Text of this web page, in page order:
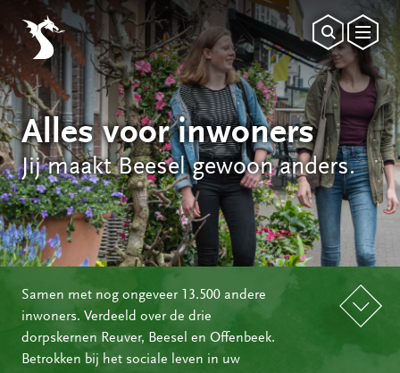
Alles voor inwoners
Jij maakt Beesel gewoon anders.
Samen met nog ongeveer 13.500 andere
inwoners. Verdeeld over de drie
dorpskernen Reuver, Beesel en Offenbeek.
Betrokken bij het sociale leven in uw